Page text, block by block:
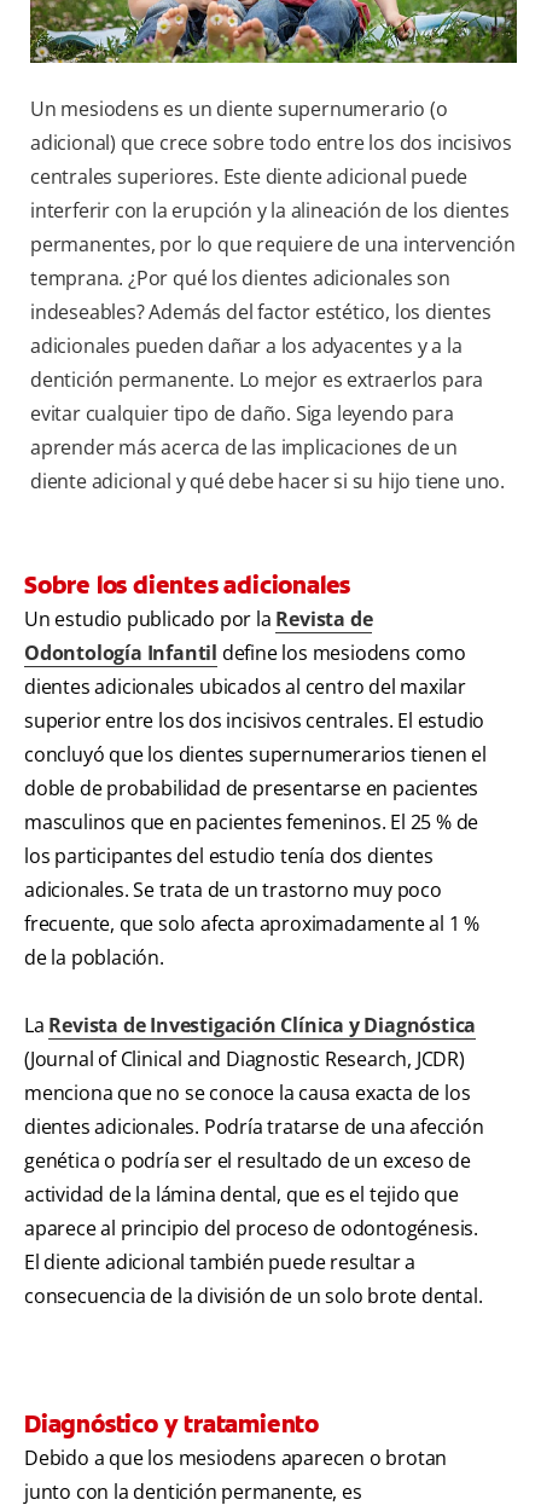
PE (ES)
Un mesiodens es un diente supernumerario (o
adicional) que crece sobre todo entre los dos incisivos
centrales superiores. Este diente adicional puede
interferir con la erupción y la alineación de los dientes
permanentes, por lo que requiere de una intervención
temprana. ¿Por qué los dientes adicionales son
indeseables? Además del factor estético, los dientes
adicionales pueden dañar a los adyacentes y a la
dentición permanente. Lo mejor es extraerlos para
evitar cualquier tipo de daño. Siga leyendo para
aprender más acerca de las implicaciones de un
diente adicional y qué debe hacer si su hijo tiene uno.
Sobre los dientes adicionales
Un estudio publicado por la Revista de
Odontología Infantil define los mesiodens como
dientes adicionales ubicados al centro del maxilar
superior entre los dos incisivos centrales. El estudio
concluyó que los dientes supernumerarios tienen el
doble de probabilidad de presentarse en pacientes
masculinos que en pacientes femeninos. El 25 % de
los participantes del estudio tenía dos dientes
adicionales. Se trata de un trastorno muy poco
frecuente, que solo afecta aproximadamente al 1 %
de la población.
La Revista de Investigación Clínica y Diagnóstica
(Journal of Clinical and Diagnostic Research, JCDR)
menciona que no se conoce la causa exacta de los
dientes adicionales. Podría tratarse de una afección
genética o podría ser el resultado de un exceso de
actividad de la lámina dental, que es el tejido que
aparece al principio del proceso de odontogénesis.
El diente adicional también puede resultar a
consecuencia de la división de un solo brote dental.
Diagnóstico y tratamiento
Debido a que los mesiodens aparecen o brotan
junto con la dentición permanente, es